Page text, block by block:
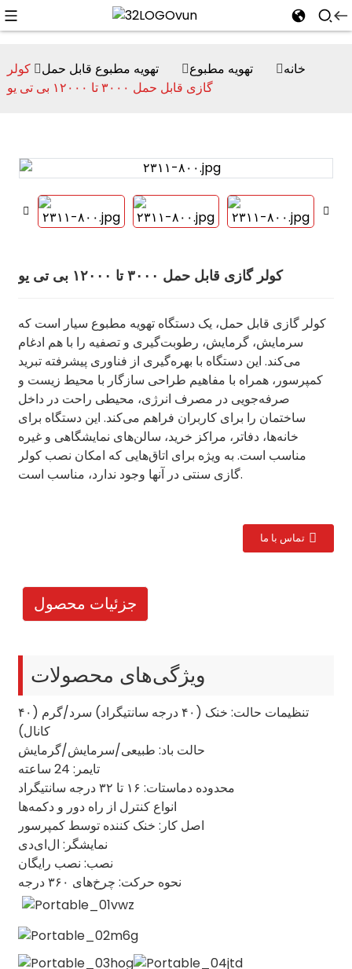
خانه تهویه مطبوع تهویه مطبوع قابل حمل
کولر
گازی قابل حمل ۳۰۰۰ تا ۱۲۰۰۰ بی تی یو
کولر گازی قابل حمل ۳۰۰۰ تا ۱۲۰۰۰ بی تی یو
کولر گازی قابل حمل، یک دستگاه تهویه مطبوع سیار است که
سرمایش، گرمایش، رطوبت‌گیری و تصفیه را با هم ادغام
می‌کند. این دستگاه با بهره‌گیری از فناوری پیشرفته تبرید
کمپرسور، همراه با مفاهیم طراحی سازگار با محیط زیست و
صرفه‌جویی در مصرف انرژی، محیطی راحت در داخل
ساختمان را برای کاربران فراهم می‌کند. این دستگاه برای
خانه‌ها، دفاتر، مراکز خرید، سالن‌های نمایشگاهی و غیره
مناسب است. به ویژه برای اتاق‌هایی که امکان نصب کولر
گازی سنتی در آنها وجود ندارد، مناسب است.
تماس با ما
جزئیات محصول
ویژگی‌های محصولات
تنظیمات حالت: خنک (۴۰ درجه سانتیگراد) سرد/گرم (۴۰
کانال)
حالت باد: طبیعی/سرمایش/گرمایش
تایمر: 24 ساعته
محدوده دماستات: ۱۶ تا ۳۲ درجه سانتیگراد
انواع کنترل از راه دور و دکمه‌ها
اصل کار: خنک کننده توسط کمپرسور
نمایشگر: ال‌ای‌دی
نصب: نصب رایگان
نحوه حرکت: چرخ‌های ۳۶۰ درجه